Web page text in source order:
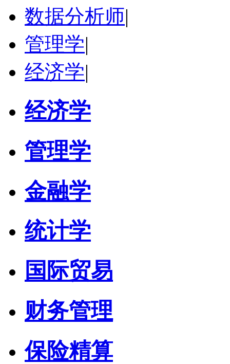
数据分析师|
管理学|
经济学|
经济学
管理学
金融学
统计学
国际贸易
财务管理
保险精算